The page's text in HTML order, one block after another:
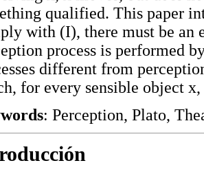
qualified. This paper
with (I), there must be an
process is performed
different from
for every sensible object
: Perception, Plato,